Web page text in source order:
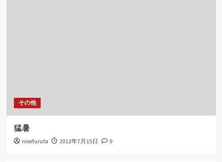
その他
猛暑
nisefuruta 2012年7月15日 0